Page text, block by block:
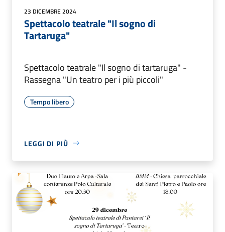
23 DICEMBRE 2024
Spettacolo teatrale "Il sogno di
Tartaruga"
Spettacolo teatrale "Il sogno di tartaruga" -
Rassegna "Un teatro per i più piccoli"
Tempo libero
LEGGI DI PIÙ